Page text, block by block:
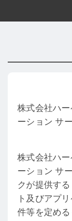
株式会社ハ
ーション サ
株式会社ハ
ーション サ
クが提供す
ト及びアプ
件等を定める